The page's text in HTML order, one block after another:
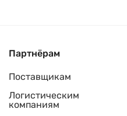
Партнёрам
Поставщикам
Логистическим
компаниям